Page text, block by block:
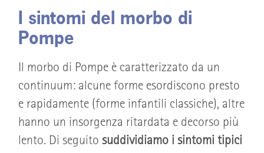
I sintomi del morbo di
Pompe
Il morbo di Pompe è caratterizzato da un
continuum: alcune forme esordiscono presto
e rapidamente (forme infantili classiche), altre
hanno un insorgenza ritardata e decorso più
lento. Di seguitosuddividiamo i sintomi tipici